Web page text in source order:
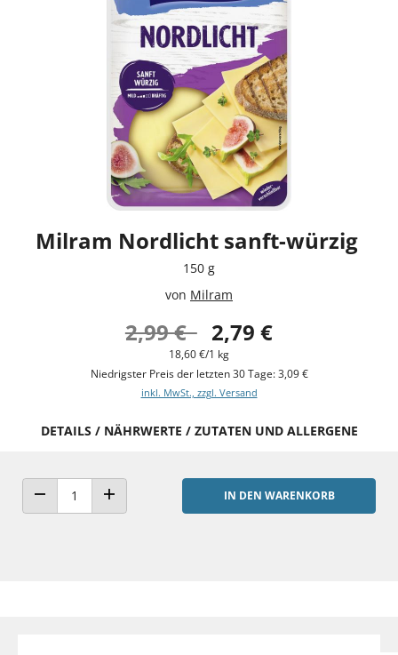
Milram Nordlicht sanft-würzig
150 g
von Milram
2,99 € 2,79 €
18,60 €/1 kg
Niedrigster Preis der letzten 30 Tage: 3,09 €
inkl. MwSt., zzgl. Versand
DETAILS / NÄHRWERTE / ZUTATEN UND ALLERGENE
ANZAHL VERRINGERNANZAHL ERHÖHEN
IN DEN WARENKORB